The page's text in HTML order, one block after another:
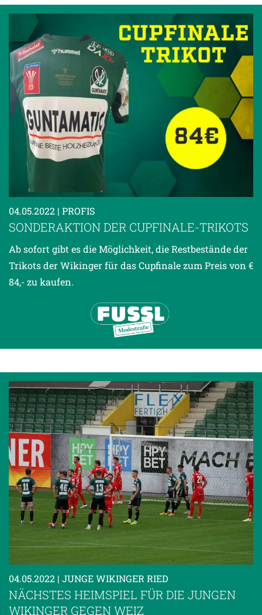
04.05.2022 | PROFIS
SONDERAKTION DER CUPFINALE-TRIKOTS
Ab sofort gibt es die Möglichkeit, die Restbestände der
Trikots der Wikinger für das Cupfinale zum Preis von €
84,- zu kaufen.
04.05.2022 | JUNGE WIKINGER RIED
NÄCHSTES HEIMSPIEL FÜR DIE JUNGEN
WIKINGER GEGEN WEIZ